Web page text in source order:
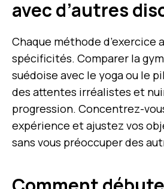
avec d’autres
Chaque méthode d’exercice
spécificités. Comparer la
suédoise avec le yoga ou le
des attentes irréalistes et
progression. Concentrez-
expérience et ajustez vos
sans vous préoccuper des